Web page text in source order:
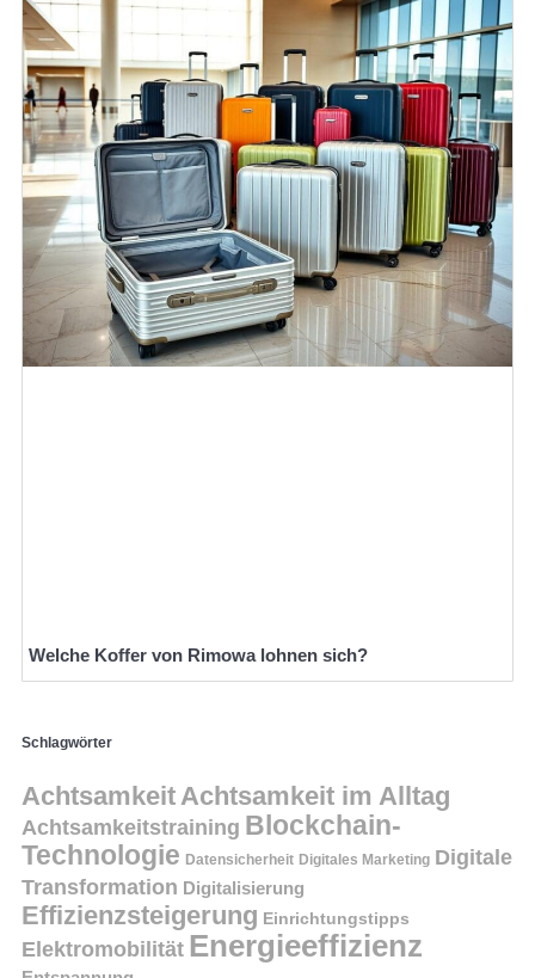
Welche Koffer von Rimowa lohnen sich?
Schlagwörter
AchtsamkeitAchtsamkeit im Alltag
Achtsamkeitstraining Blockchain-
Technologie Datensicherheit Digitales Marketing Digitale
Transformation Digitalisierung
Effizienzsteigerung Einrichtungstipps
Elektromobilität Energieeffizienz